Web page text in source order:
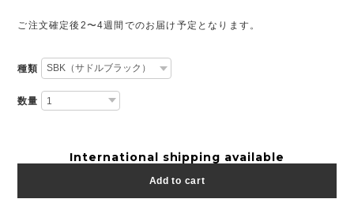
ご注文確定後2〜4週間でのお届け予定となります。
種類
数量
International shipping available
Add to cart